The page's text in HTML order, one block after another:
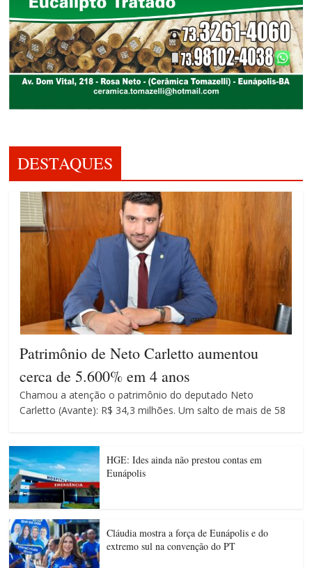
DESTAQUES
Patrimônio de Neto Carletto aumentou
cerca de 5.600% em 4 anos
Chamou a atenção o patrimônio do deputado Neto
Carletto (Avante): R$ 34,3 milhões. Um salto de mais de 58
HGE: Ides ainda não prestou contas em
Eunápolis
Cláudia mostra a força de Eunápolis e do
extremo sul na convenção do PT